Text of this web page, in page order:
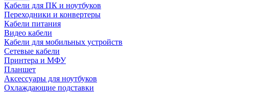
Кабели для ПК и ноутбуков
Переходники и конвертеры
Кабели питания
Видео кабели
Кабели для мобильных устройств
Сетевые кабели
Принтера и МФУ
Планшет
Аксессуары для ноутбуков
Охлаждающие подставки